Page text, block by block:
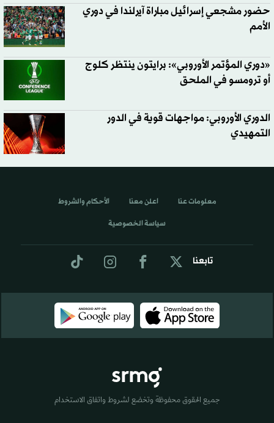
حضور مشجعي إسرائيل مباراة آيرلندا في دوري
الأمم
«دوري المؤتمر الأوروبي»: برايتون ينتظر كلوج
أو ترومسو في الملحق
الدوري الأوروبي: مواجهات قوية في الدور
التمهيدي
تابعنا
معلومات عنا اعلن معنا الأحكام والشروط
سياسة الخصوصية
جميع الحقوق محفوظة وتخضع لشروط واتفاق الاستخدام